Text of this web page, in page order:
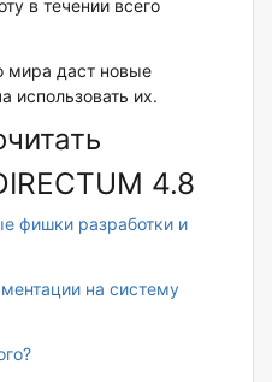
в течении всего
мира даст новые
использовать их.
4.8
фишки разработки и
на систему